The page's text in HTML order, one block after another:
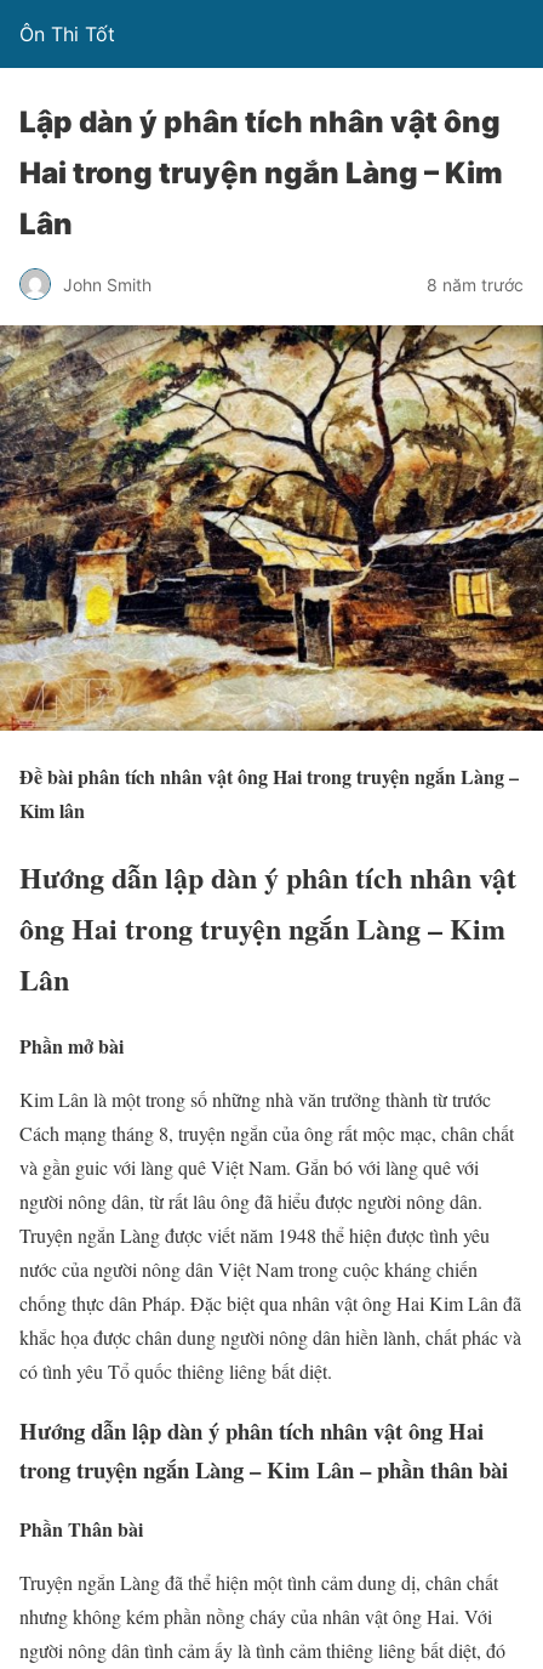
Ôn Thi Tốt
Lập dàn ý phân tích nhân vật ông
Hai trong truyện ngắn Làng – Kim
Lân
John Smith 8 năm trước
Đề bài phân tích nhân vật ông Hai trong truyện ngắn Làng –
Kim lân
Hướng dẫn lập dàn ý phân tích nhân vật
ông Hai trong truyện ngắn Làng – Kim
Lân
Phần mở bài
Kim Lân là một trong số những nhà văn trưởng thành từ trước
Cách mạng tháng 8, truyện ngắn của ông rất mộc mạc, chân chất
và gần guic với làng quê Việt Nam. Gắn bó với làng quê với
người nông dân, từ rất lâu ông đã hiểu được người nông dân.
Truyện ngắn Làng được viết năm 1948 thể hiện được tình yêu
nước của người nông dân Việt Nam trong cuộc kháng chiến
chống thực dân Pháp. Đặc biệt qua nhân vật ông Hai Kim Lân đã
khắc họa được chân dung người nông dân hiền lành, chất phác và
có tình yêu Tổ quốc thiêng liêng bất diệt.
Hướng dẫn lập dàn ý phân tích nhân vật ông Hai
trong truyện ngắn Làng – Kim Lân – phần thân bài
Phần Thân bài
Truyện ngắn Làng đã thể hiện một tình cảm dung dị, chân chất
nhưng không kém phần nồng cháy của nhân vật ông Hai. Với
người nông dân tình cảm ấy là tình cảm thiêng liêng bất diệt, đó